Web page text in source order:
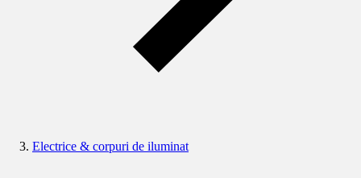
Electrice & corpuri de iluminat